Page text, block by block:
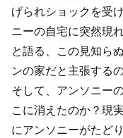
げられショックを受
ニーの自宅に突然現
と語る、この見知ら
ンの家だと主張する
そして、アンソニー
こに消えたのか？現
にアンソニーがたど